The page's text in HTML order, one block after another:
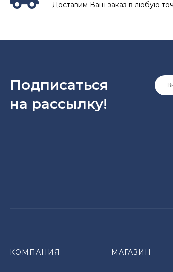
Доставим Ваш заказ в любую
Подписаться
на рассылкy!
КОМПАНИЯ МАГАЗИН